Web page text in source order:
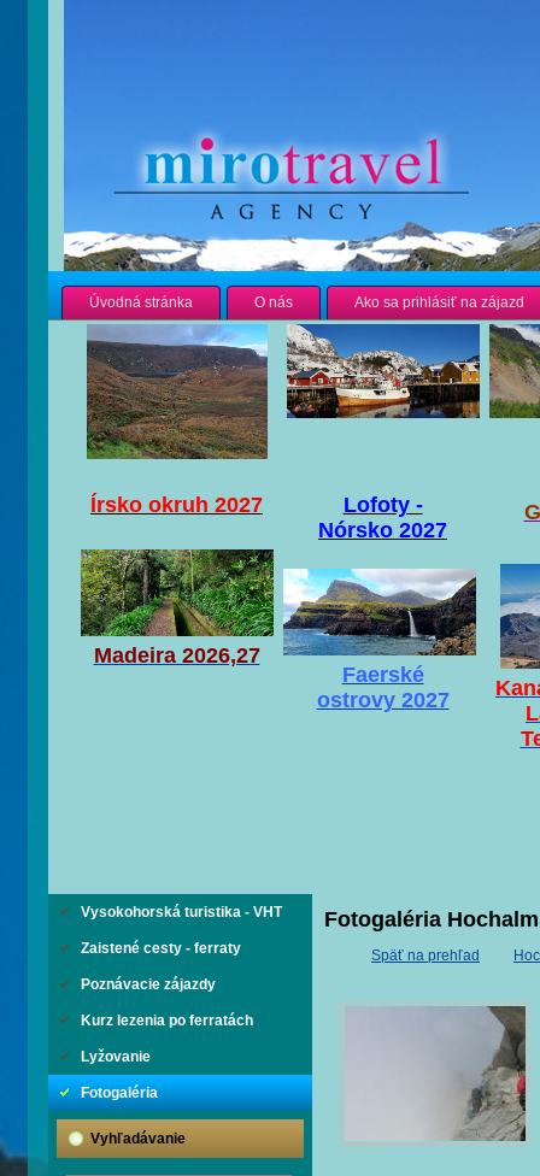
Úvodná stránka O nás Ako sa prihlásiť na zájazd
Írsko okruh 2027
Madeira 2026,27
Lofoty -
Nórsko 2027
Faerské
ostrovy 2027
Vysokohorská turistika - VHT
Zaistené cesty - ferraty
Poznávacie zájazdy
Kurz lezenia po ferratách
Lyžovanie
Fotogaléria
Vyhľadávanie
Fotogaléria
Späť na prehľad